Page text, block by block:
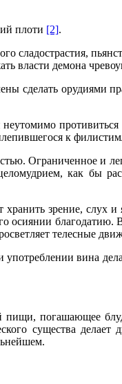
плоти [2].
сладострастия,
власти демона
сделать орудиями
неутомимо
к
Ограниченное и
как бы
зрение, слух
осиянии благодатию.
телесные
вина
погашающее
существа